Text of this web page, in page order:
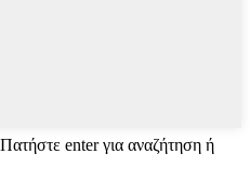
Πατήστε enter για αναζήτηση ή